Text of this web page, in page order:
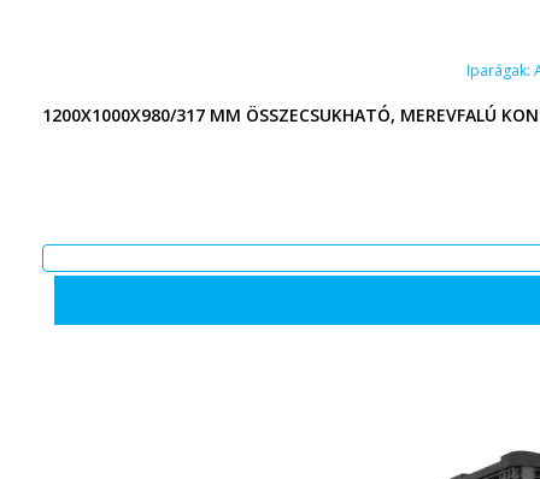
Iparágak:
1200X1000X980/317 MM ÖSSZECSUKHATÓ, MEREVFALÚ